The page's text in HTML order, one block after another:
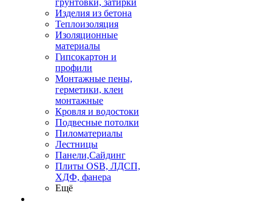
грунтовки, затирки
Изделия из бетона
Теплоизоляция
Изоляционные
материалы
Гипсокартон и
профили
Монтажные пены,
герметики, клеи
монтажные
Кровля и водостоки
Подвесные потолки
Пиломатериалы
Лестницы
Панели,Сайдинг
Плиты OSB, ЛДСП,
ХДФ, фанера
Ещё